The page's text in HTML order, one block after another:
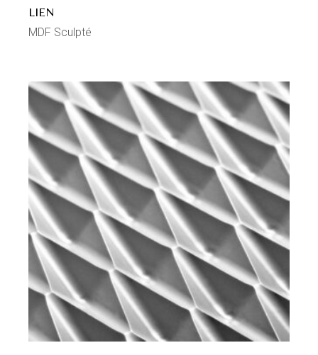
LIEN
MDF Sculpté